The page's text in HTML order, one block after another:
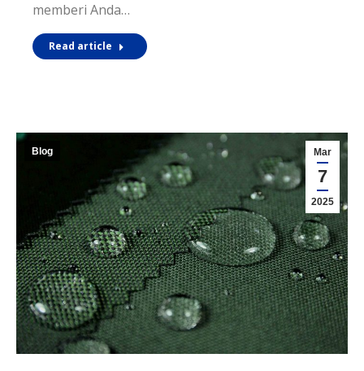
memberi Anda…
Read article
Mar
7
2025
Blog